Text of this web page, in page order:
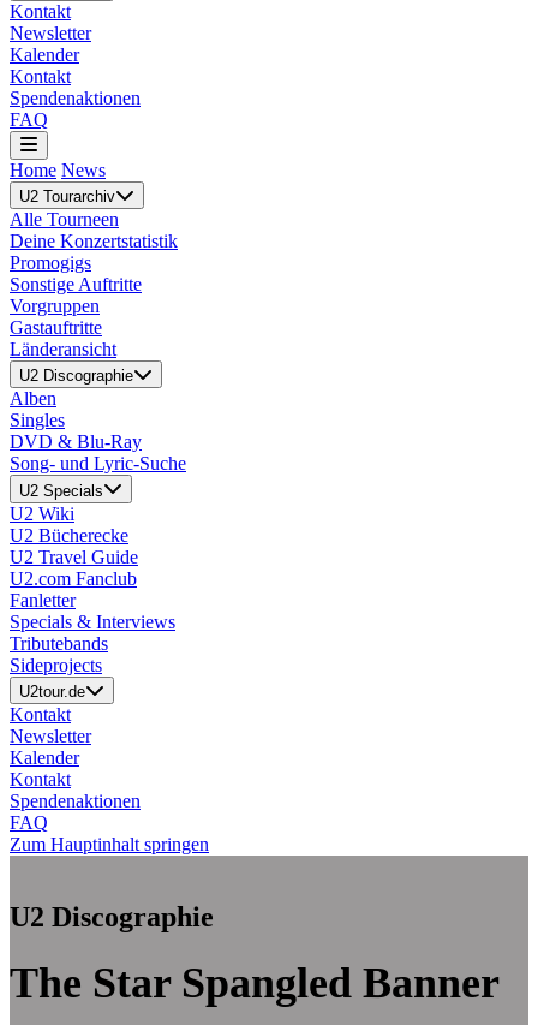
Kontakt
Newsletter
Kalender
Kontakt
Spendenaktionen
FAQ
Home News
U2 Tourarchiv
Alle Tourneen
Deine Konzertstatistik
Promogigs
Sonstige Auftritte
Vorgruppen
Gastauftritte
Länderansicht
U2 Discographie
Alben
Singles
DVD & Blu-Ray
Song- und Lyric-Suche
U2 Specials
U2 Wiki
U2 Bücherecke
U2 Travel Guide
U2.com Fanclub
Fanletter
Specials & Interviews
Tributebands
Sideprojects
U2tour.de
Kontakt
Newsletter
Kalender
Kontakt
Spendenaktionen
FAQ
Zum Hauptinhalt springen
U2 Discographie
The Star Spangled Banner